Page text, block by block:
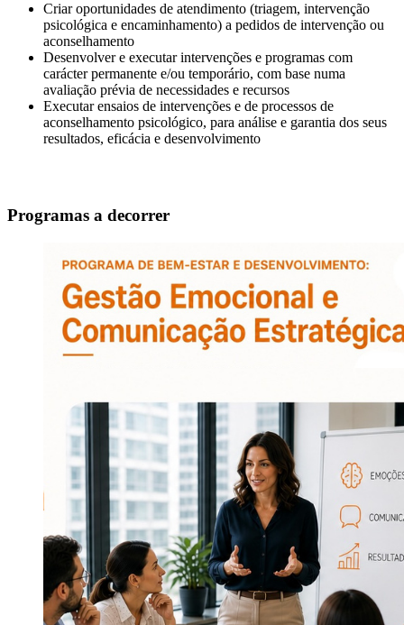
Criar oportunidades de atendimento (triagem, intervenção
psicológica e encaminhamento) a pedidos de intervenção ou
aconselhamento
Desenvolver e executar intervenções e programas com
carácter permanente e/ou temporário, com base numa
avaliação prévia de necessidades e recursos
Executar ensaios de intervenções e de processos de
aconselhamento psicológico, para análise e garantia dos seus
resultados, eficácia e desenvolvimento
Programas a decorrer